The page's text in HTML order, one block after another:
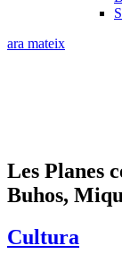
ara mateix
Les Planes
Buhos,
Cultura